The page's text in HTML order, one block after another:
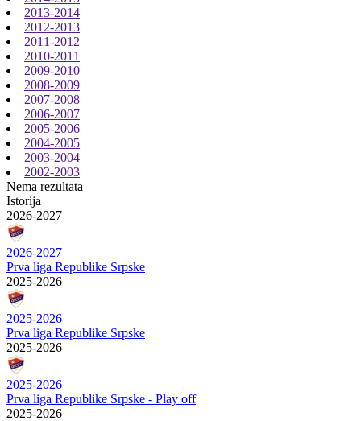
2013-2014
2012-2013
2011-2012
2010-2011
2009-2010
2008-2009
2007-2008
2006-2007
2005-2006
2004-2005
2003-2004
2002-2003
Nema rezultata
Istorija
2026-2027
2026-2027
Prva liga Republike Srpske
2025-2026
2025-2026
Prva liga Republike Srpske
2025-2026
2025-2026
Prva liga Republike Srpske - Play off
2025-2026